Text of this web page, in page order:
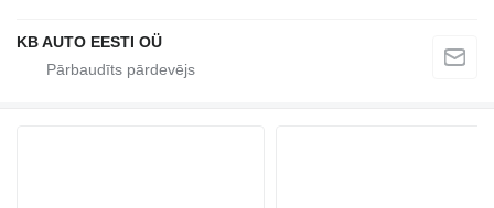
KB AUTO EESTI OÜ